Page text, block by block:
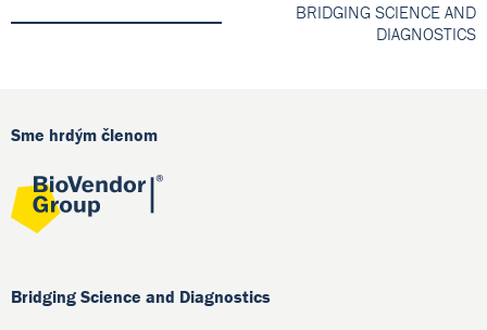
BRIDGING SCIENCE AND
DIAGNOSTICS
Sme hrdým členom
Bridging Science and Diagnostics